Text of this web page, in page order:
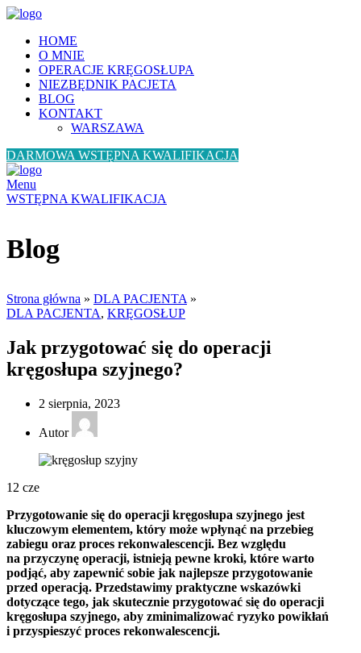
HOME
O MNIE
OPERACJE KRĘGOSŁUPA
NIEZBĘDNIK PACJETA
BLOG
KONTAKT
WARSZAWA
DARMOWA WSTĘPNA KWALIFIKACJA
Menu
WSTĘPNA KWALIFIKACJA
Blog
Strona główna » DLA PACJENTA »
DLA PACJENTA, KRĘGOSŁUP
Jak przygotować się do operacji
kręgosłupa szyjnego?
2 sierpnia, 2023
Autor
12 cze
Przygotowanie się do operacji kręgosłupa szyjnego jest
kluczowym elementem, który może wpłynąć na przebieg
zabiegu oraz proces rekonwalescencji. Bez względu
na przyczynę operacji, istnieją pewne kroki, które warto
podjąć, aby zapewnić sobie jak najlepsze przygotowanie
przed operacją. Przedstawimy praktyczne wskazówki
dotyczące tego, jak skutecznie przygotować się do operacji
kręgosłupa szyjnego, aby zminimalizować ryzyko powikłań
i przyspieszyć proces rekonwalescencji.